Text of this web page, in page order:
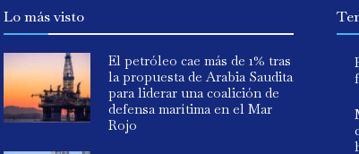
Lo más visto
El petróleo cae más de 1% tras
la propuesta de Arabia Saudita
para liderar una coalición de
defensa marítima en el Mar
Rojo